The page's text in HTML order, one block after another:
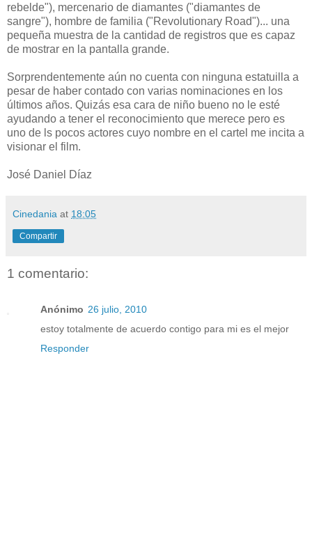
rebelde"), mercenario de diamantes ("diamantes de
sangre"), hombre de familia ("Revolutionary Road")... una
pequeña muestra de la cantidad de registros que es capaz
de mostrar en la pantalla grande.
Sorprendentemente aún no cuenta con ninguna estatuilla a
pesar de haber contado con varias nominaciones en los
últimos años. Quizás esa cara de niño bueno no le esté
ayudando a tener el reconocimiento que merece pero es
uno de ls pocos actores cuyo nombre en el cartel me incita a
visionar el film.
José Daniel Díaz
Cinedania at 18:05
Compartir
1 comentario:
Anónimo 26 julio, 2010
estoy totalmente de acuerdo contigo para mi es el mejor
Responder